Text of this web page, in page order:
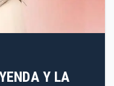
Y LA